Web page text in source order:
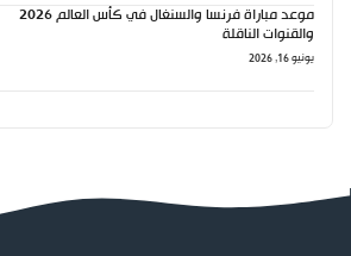
موعد مباراة فرنسا والسنغال في كأس العالم 2026
والقنوات الناقلة
يونيو 16, 2026